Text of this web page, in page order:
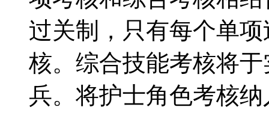
过关制，只有每个单
核。综合技能考核将
兵。将护士角色考核